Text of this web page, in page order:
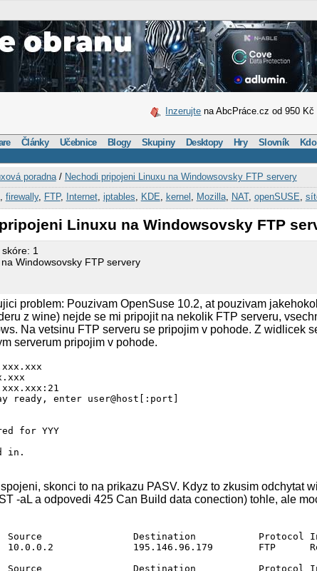
Inzerujte na AbcPráce.cz od 950 Kč
Články Učebnice Blogy Skupiny Desktopy Hry Slovník
poradna/ Nechodi pripojeni Linuxu na Windowsovsky FTP servery
, firewally, FTP, Internet, iptables KDE kernel Mozilla, NAT, openSUSE
Linuxu na Windowsovsky FTP
skóre: 1
Windowsovsky FTP servery
problem: Pouzivam OpenSuse 10.2, at pouzivam
z wine) nejde se mi pripojit na nekolik FTP serveru,
Na vetsinu FTP serveru se pripojim v pohode. Z widlicek
serverum pripojim v pohode.
ready, enter user@host[:port]
for YYY
in.
skonci to na prikazu PASV. Kdyz to zkusim odchytat
-aL a odpovedi 425 Can Build data conection) tohle, ale
Source                Destination           Protocol
10.0.0.2              195.146.96.179        FTP
Source                Destination           Protocol